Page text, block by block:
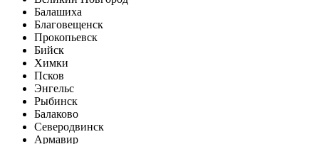
Балашиха
Благовещенск
Прокопьевск
Бийск
Химки
Псков
Энгельс
Рыбинск
Балаково
Северодвинск
Армавир